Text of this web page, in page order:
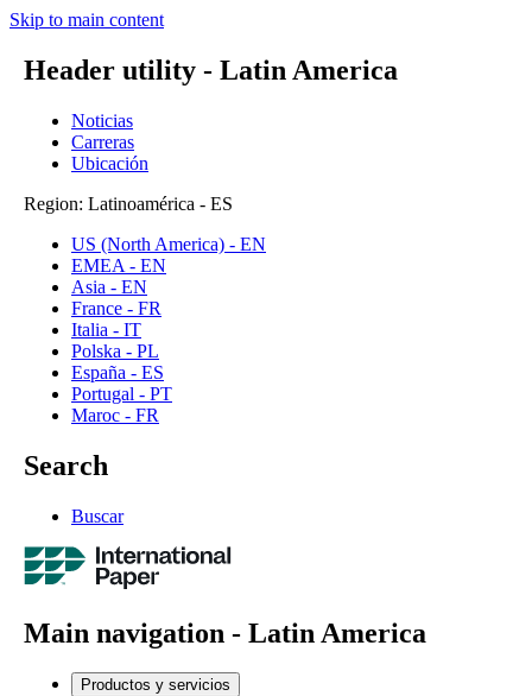
Skip to main content
Header utility - Latin America
Noticias
Carreras
Ubicación
Region: Latinoamérica - ES
US (North America) - EN
EMEA - EN
Asia - EN
France - FR
Italia - IT
Polska - PL
España - ES
Portugal - PT
Maroc - FR
Search
Buscar
Main navigation - Latin America
Productos y servicios